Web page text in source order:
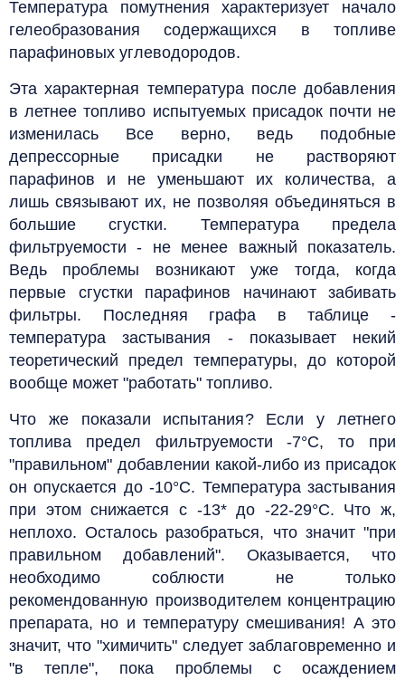
Температура помутнения характеризует начало
гелеобразования содержащихся в топливе
парафиновых углеводородов.
Эта характерная температура после добавления
в летнее топливо испытуемых присадок почти не
изменилась Все верно, ведь подобные
депрессорные присадки не растворяют
парафинов и не уменьшают их количества, а
лишь связывают их, не позволяя объединяться в
большие сгустки. Температура предела
фильтруемости - не менее важный показатель.
Ведь проблемы возникают уже тогда, когда
первые сгустки парафинов начинают забивать
фильтры. Последняя графа в таблице -
температура застывания - показывает некий
теоретический предел температуры, до которой
вообще может "работать" топливо.
Что же показали испытания? Если у летнего
топлива предел фильтруемости -7°С, то при
"правильном" добавлении какой-либо из присадок
он опускается до -10°С. Температура застывания
при этом снижается с -13* до -22-29°С. Что ж,
неплохо. Осталось разобраться, что значит "при
правильном добавлений". Оказывается, что
необходимо соблюсти не только
рекомендованную производителем концентрацию
препарата, но и температуру смешивания! А это
значит, что "химичить" следует заблаговременно и
"в тепле", пока проблемы с осаждением